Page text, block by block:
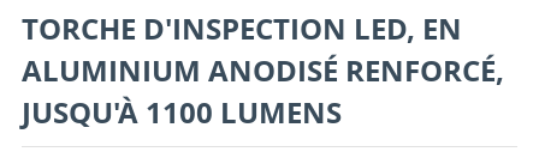
TORCHE D'INSPECTION LED, EN
ALUMINIUM ANODISÉ RENFORCÉ,
JUSQU'À 1100 LUMENS